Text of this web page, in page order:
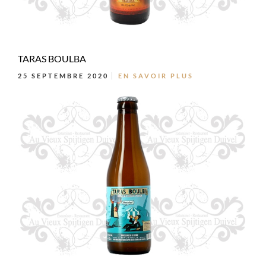
TARAS BOULBA
25 SEPTEMBRE 2020 EN SAVOIR PLUS